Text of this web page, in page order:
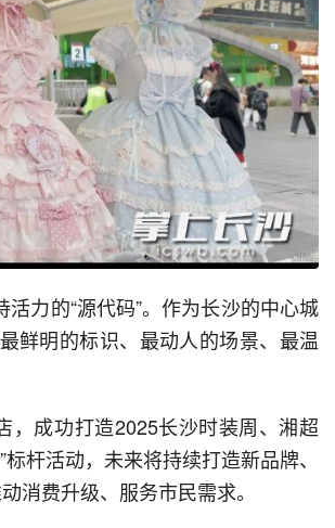
力的“源代码”。作为长沙的中心城
鲜明的标识、最动人的场景、最温
，成功打造2025长沙时装周、湘超
杆活动，未来将持续打造新品牌、
消费升级、服务市民需求。